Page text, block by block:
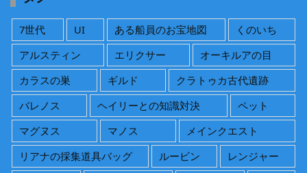
ブ
7世代 UI ある船員のお宝地図
くのいち
アルスティン
エリクサー
オーキルアの目
カラスの巣
ギルド
クラトゥカ古代遺跡
バレノス
ヘイリーとの知識対決
ペット
マグヌス
マノス
メインクエスト
リアナの採集道具バッグ
ルービン
レンジャー